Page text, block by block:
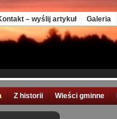
– wyślij artykuł Galeria
Z historii Wieści gminne